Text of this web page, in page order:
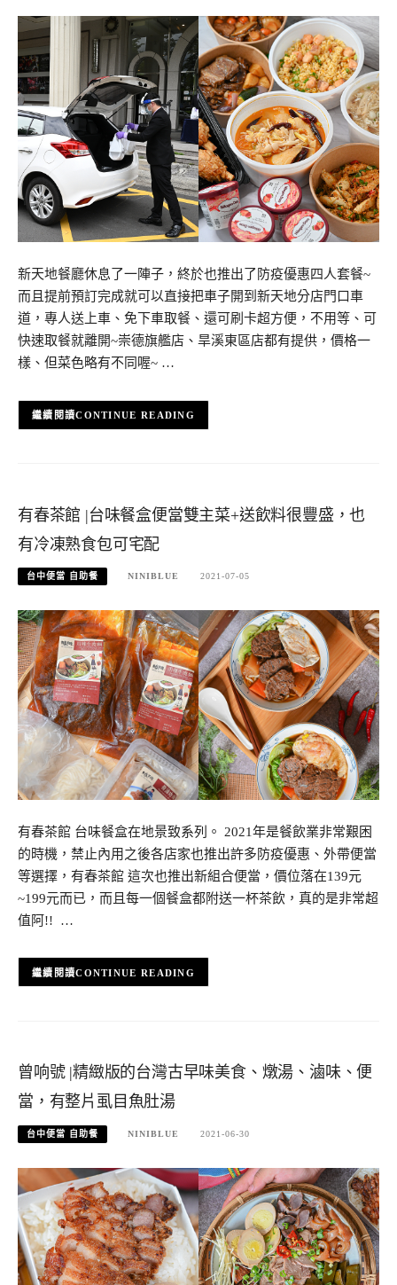
新天地餐廳休息了一陣子，終於也推出了防疫優惠四人套餐~
而且提前預訂完成就可以直接把車子開到新天地分店門口車
道，專人送上車、免下車取餐、還可刷卡超方便，不用等、可
快速取餐就離開~崇德旗艦店、旱溪東區店都有提供，價格一
樣、但菜色略有不同喔~ …
CONTINUE READING
有春茶館 |台味餐盒便當雙主菜+送飲料很豐盛，也
有冷凍熟食包可宅配
台中便當 自助餐 NINIBLUE 2021-07-05
有春茶館 台味餐盒在地景致系列。 2021年是餐飲業非常艱困
的時機，禁止內用之後各店家也推出許多防疫優惠、外帶便當
等選擇，有春茶館 這次也推出新組合便當，價位落在139元
~199元而已，而且每一個餐盒都附送一杯茶飲，真的是非常超
值阿!! …
CONTINUE READING
曾响號 |精緻版的台灣古早味美食、燉湯、滷味、便
當，有整片虱目魚肚湯
台中便當 自助餐 NINIBLUE 2021-06-30